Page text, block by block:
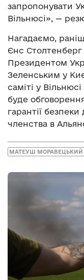
запропонувати
Вільнюсі», —
Нагадаємо,
Єнс Столтенберг
Президентом
Зеленським у
саміті у
буде
гарантії
членства в
МАТЕУШ МОРАВЕЦЬКИЙ